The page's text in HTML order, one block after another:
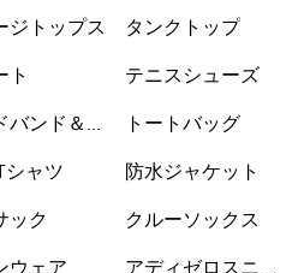
ジトップス
ト
バンド＆バ
シャツ
ック
タンクトップ
テニスシューズ
トートバッグ
防水ジャケット
クルーソックス